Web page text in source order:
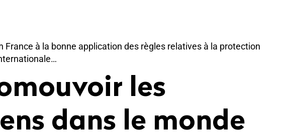
à la bonne application des règles relatives à la protection
les
dans le monde